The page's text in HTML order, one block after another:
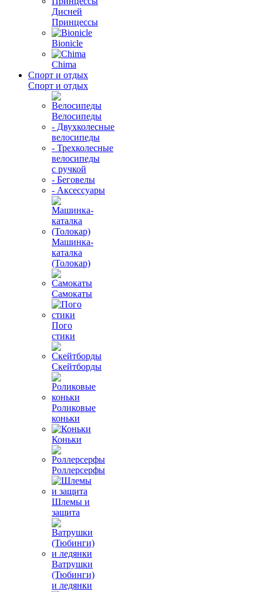
Дисней
Принцессы
Bionicle
Chima
Спорт и отдых
Спорт и отдых
Велосипеды
- Двухколесные
велосипеды
- Трехколесные
велосипеды
с ручкой
- Беговелы
- Аксессуары
Машинка-
каталка
(Толокар)
Самокаты
Пого
стики
Скейтборды
Роликовые
коньки
Коньки
Роллерсерфы
Шлемы и
защита
Ватрушки
(Тюбинги)
и ледянки